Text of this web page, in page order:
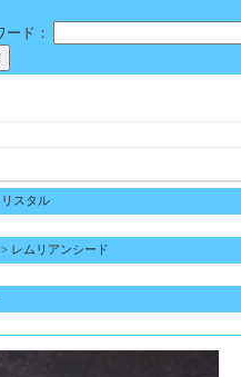
ード：
スタル
> レムリアンシード